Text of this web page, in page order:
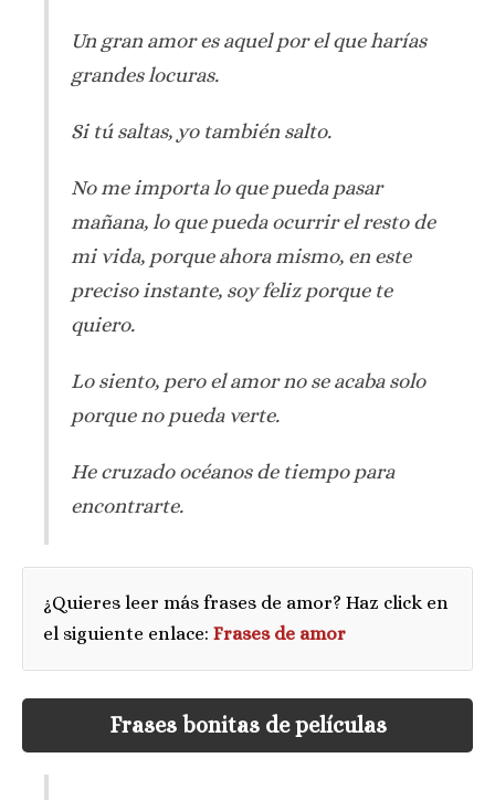
Un gran amor es aquel por el que harías
grandes locuras.
Si tú saltas, yo también salto.
No me importa lo que pueda pasar
mañana, lo que pueda ocurrir el resto de
mi vida, porque ahora mismo, en este
preciso instante, soy feliz porque te
quiero.
Lo siento, pero el amor no se acaba solo
porque no pueda verte.
He cruzado océanos de tiempo para
encontrarte.
¿Quieres leer más frases de amor? Haz click en
el siguiente enlace: Frases de amor
Frases bonitas de películas